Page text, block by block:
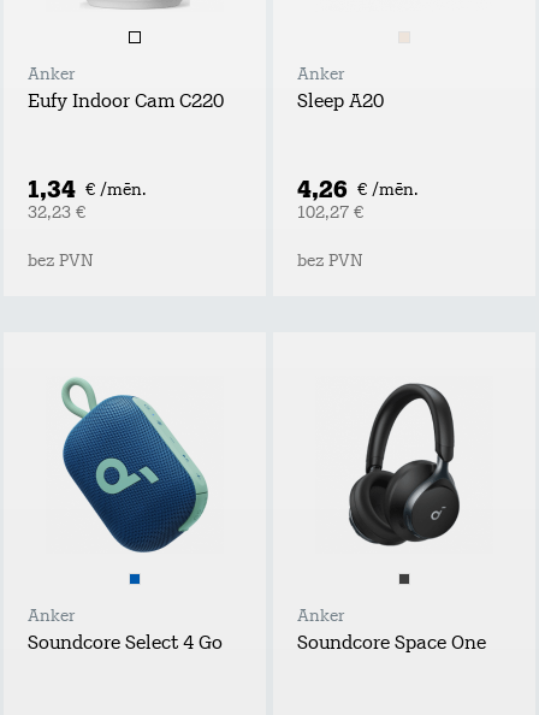
Anker
Eufy Indoor Cam C220
1,34 € /mēn.
32,23 €
bez PVN
Anker
Sleep A20
4,26 € /mēn.
102,27 €
bez PVN
Anker
Soundcore Select 4 Go
Anker
Soundcore Space One